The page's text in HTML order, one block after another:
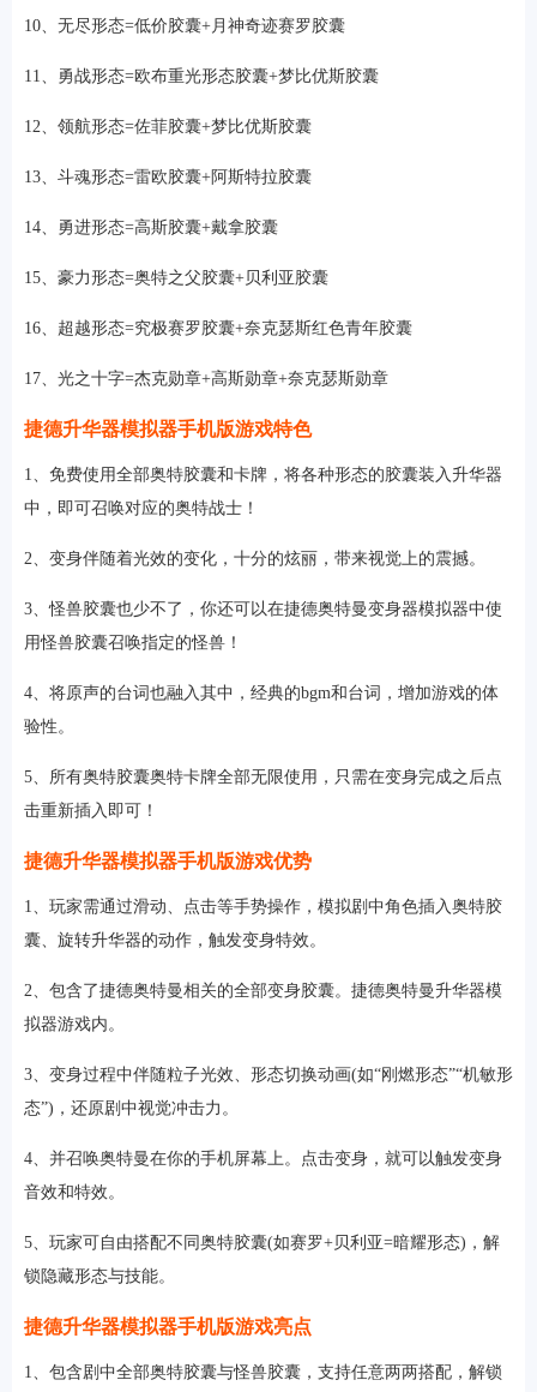
10、无尽形态=低价胶囊+月神奇迹赛罗胶囊
11、勇战形态=欧布重光形态胶囊+梦比优斯胶囊
12、领航形态=佐菲胶囊+梦比优斯胶囊
13、斗魂形态=雷欧胶囊+阿斯特拉胶囊
14、勇进形态=高斯胶囊+戴拿胶囊
15、豪力形态=奥特之父胶囊+贝利亚胶囊
16、超越形态=究极赛罗胶囊+奈克瑟斯红色青年胶囊
17、光之十字=杰克勋章+高斯勋章+奈克瑟斯勋章
捷德升华器模拟器手机版游戏特色
1、免费使用全部奥特胶囊和卡牌，将各种形态的胶囊装入升华器
中，即可召唤对应的奥特战士！
2、变身伴随着光效的变化，十分的炫丽，带来视觉上的震撼。
3、怪兽胶囊也少不了，你还可以在捷德奥特曼变身器模拟器中使
用怪兽胶囊召唤指定的怪兽！
4、将原声的台词也融入其中，经典的bgm和台词，增加游戏的体
验性。
5、所有奥特胶囊奥特卡牌全部无限使用，只需在变身完成之后点
击重新插入即可！
捷德升华器模拟器手机版游戏优势
1、玩家需通过滑动、点击等手势操作，模拟剧中角色插入奥特胶
囊、旋转升华器的动作，触发变身特效。
2、包含了捷德奥特曼相关的全部变身胶囊。捷德奥特曼升华器模
拟器游戏内。
3、变身过程中伴随粒子光效、形态切换动画(如“刚燃形态”“机敏形
态”)，还原剧中视觉冲击力。
4、并召唤奥特曼在你的手机屏幕上。点击变身，就可以触发变身
音效和特效。
5、玩家可自由搭配不同奥特胶囊(如赛罗+贝利亚=暗耀形态)，解
锁隐藏形态与技能。
捷德升华器模拟器手机版游戏亮点
1、包含剧中全部奥特胶囊与怪兽胶囊，支持任意两两搭配，解锁